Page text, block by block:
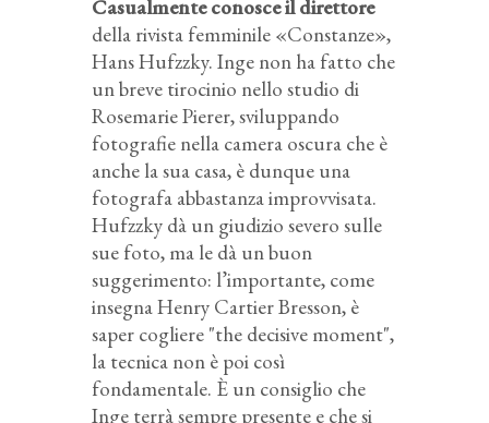
Casualmente conosce il direttore
della rivista femminile «Constanze»,
Hans Hufzzky. Inge non ha fatto che
un breve tirocinio nello studio di
Rosemarie Pierer, sviluppando
fotografie nella camera oscura che è
anche la sua casa, è dunque una
fotografa abbastanza improvvisata.
Hufzzky dà un giudizio severo sulle
sue foto, ma le dà un buon
suggerimento: l’importante, come
insegna Henry Cartier Bresson, è
saper cogliere "the decisive moment",
la tecnica non è poi così
fondamentale. È un consiglio che
Inge terrà sempre presente e che si